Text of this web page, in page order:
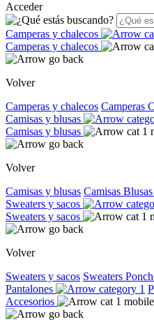
Acceder
Camperas y chalecos
Camperas y chalecos
Volver
Camperas y chalecos Camperas
Camisas y blusas
Camisas y blusas
Volver
Camisas y blusas Camisas Blusas
Sweaters y sacos
Sweaters y sacos
Volver
Sweaters y sacos Sweaters
Pantalones
Accesorios